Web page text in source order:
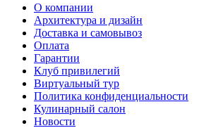
О компании
Архитектура и дизайн
Доставка и самовывоз
Оплата
Гарантии
Клуб привилегий
Виртуальный тур
Политика конфиденциальности
Кулинарный салон
Новости